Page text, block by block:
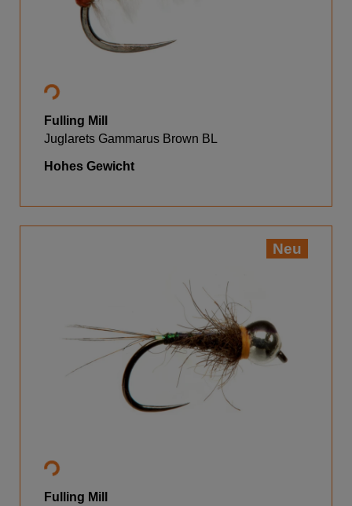
Fulling Mill
Juglarets Gammarus Brown BL
Hohes Gewicht
Neu
Fulling Mill